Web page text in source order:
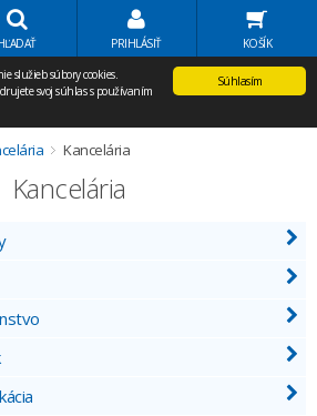
Volať Agem
PRIHLÁSIŤ KOŠÍK
Súhlasím
služieb súbory cookies.
svoj súhlas s používaním
Kancelária
Kancelária